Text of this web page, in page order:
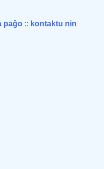
paĝo :: kontaktu nin